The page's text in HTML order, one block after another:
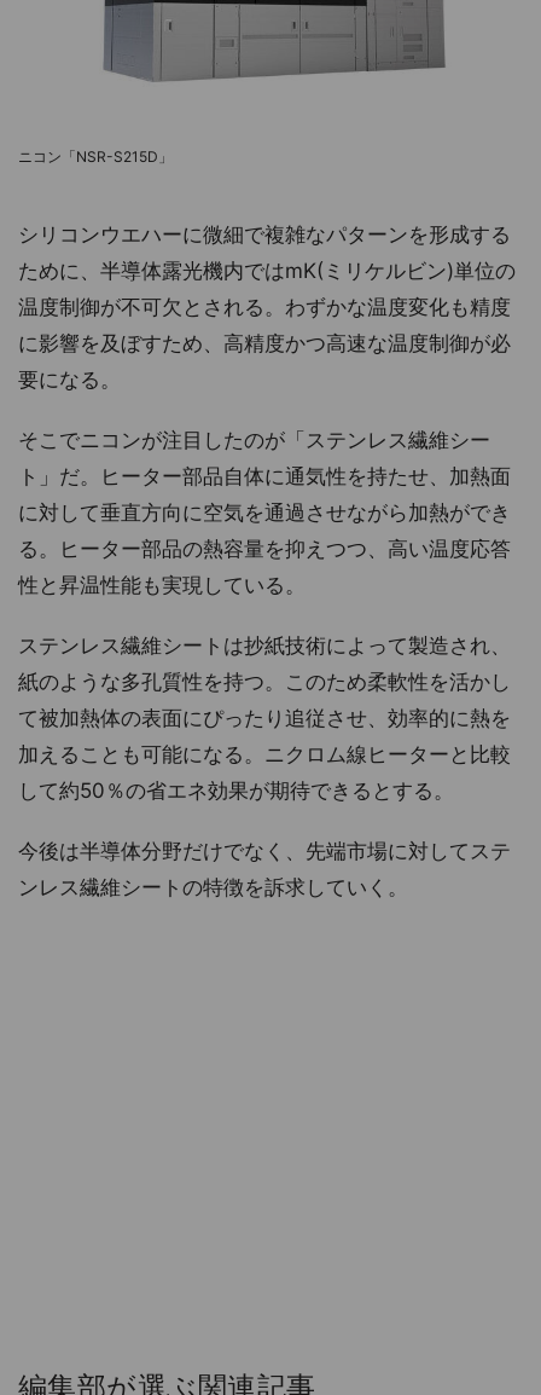
ニコン「NSR-S215D」
シリコンウエハーに微細で複雑なパターンを形成する
ために、半導体露光機内ではmK(ミリケルビン)単位の
温度制御が不可欠とされる。わずかな温度変化も精度
に影響を及ぼすため、高精度かつ高速な温度制御が必
要になる。
そこでニコンが注目したのが「ステンレス繊維シー
ト」だ。ヒーター部品自体に通気性を持たせ、加熱面
に対して垂直方向に空気を通過させながら加熱ができ
る。ヒーター部品の熱容量を抑えつつ、高い温度応答
性と昇温性能も実現している。
ステンレス繊維シートは抄紙技術によって製造され、
紙のような多孔質性を持つ。このため柔軟性を活かし
て被加熱体の表面にぴったり追従させ、効率的に熱を
加えることも可能になる。ニクロム線ヒーターと比較
して約50％の省エネ効果が期待できるとする。
今後は半導体分野だけでなく、先端市場に対してステ
ンレス繊維シートの特徴を訴求していく。
編集部が選ぶ関連記事